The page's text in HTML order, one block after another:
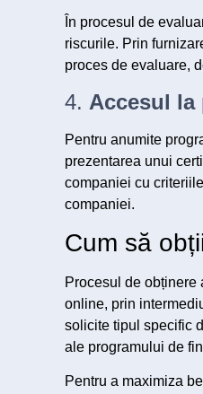
În procesul de
riscurile. Prin
proces de evaluare,
4. Accesul la
Pentru anumite
prezentarea unui
companiei cu
companiei.
Cum să
Procesul de obținere
online, prin
solicite tipul specific
ale programului de
Pentru a maximiza